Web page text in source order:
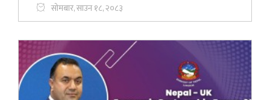
सोमबार, साउन १८, २०८३